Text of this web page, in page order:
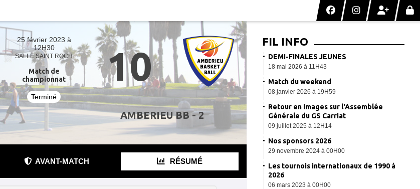
25 février 2023 à
12H30
SALLE SAINT ROCH
Match de
championnat
Terminé
10
AMBERIEU BB - 2
AVANT-MATCH RÉSUMÉ
FIL INFO
DEMI-FINALES JEUNES
18 mai 2026 à 11H43
Match du weekend
08 janvier 2026 à 19H59
Retour en images sur l'Assemblée
Générale du GS Carriat
09 juillet 2025 à 12H14
Nos sponsors 2026
29 novembre 2024 à 00H00
Les tournois internationaux de 1990 à
2026
06 mars 2023 à 00H00